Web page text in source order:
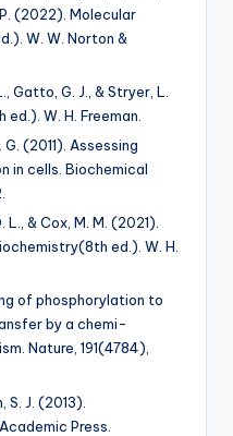
(2022). Molecular
W. W. Norton &
Gatto, G. J., & Stryer, L.
ed.). W. H. Freeman.
G. (2011). Assessing
in cells. Biochemical
L., & Cox, M. M. (2021).
(8th ed.). W. H.
of phosphorylation to
by a chemi-
Nature, 191(4784),
S. J. (2013).
Press.